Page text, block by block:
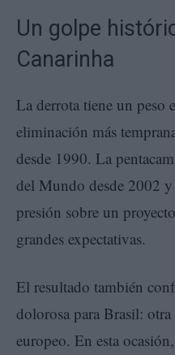
Un golpe
Canarinha
La derrota tiene un peso
eliminación más
desde 1990. La
del Mundo desde 2002 y
presión sobre un
grandes expectativas.
El resultado también
dolorosa para Brasil:
europeo. En esta